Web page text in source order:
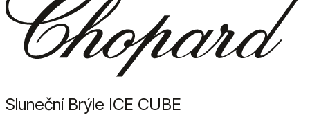
Sluneční Brýle ICE CUBE